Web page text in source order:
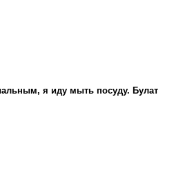
я иду мыть посуду. Булат